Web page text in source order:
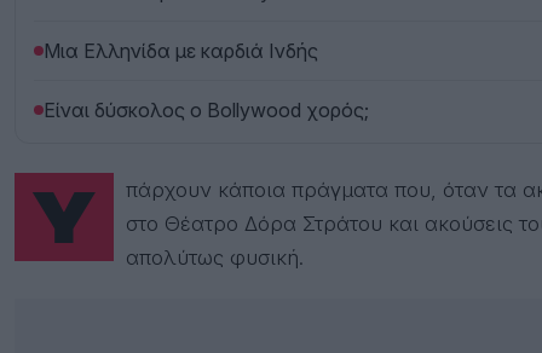
Μια Ελληνίδα με καρδιά Ινδής
Είναι δύσκολος ο Bollywood χορός;
Υπάρχουν κάποια πράγματα που, όταν τα ακούς για πρώτη φορά, σου φαίνονται παράδοξα. Ένα φεστιβάλ Bollywood στον λόφο του Φιλοπάππου, με φόντο την Ακρόπολη, είναι σίγουρα ένα από αυτά. Κι όμως, μόλις βρεθείς
στο Θέατρο Δόρα Στράτου και ακούσεις
απολύτως φυσική.